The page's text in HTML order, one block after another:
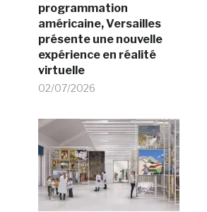
programmation
américaine, Versailles
présente une nouvelle
expérience en réalité
virtuelle
02/07/2026